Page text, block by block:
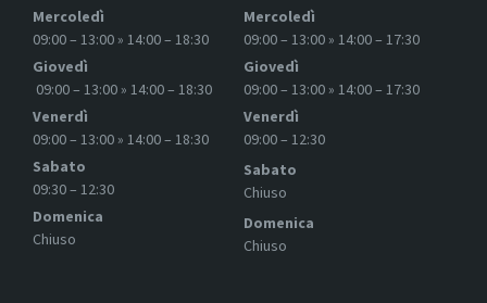
Mercoledì
09:00 – 13:00 » 14:00 – 18:30
Giovedì
09:00 – 13:00 » 14:00 – 18:30
Venerdì
09:00 – 13:00 » 14:00 – 18:30
Sabato
09:30 – 12:30
Domenica
Chiuso
Mercoledì
09:00 – 13:00 » 14:00 – 17:30
Giovedì
09:00 – 13:00 » 14:00 – 17:30
Venerdì
09:00 – 12:30
Sabato
Chiuso
Domenica
Chiuso